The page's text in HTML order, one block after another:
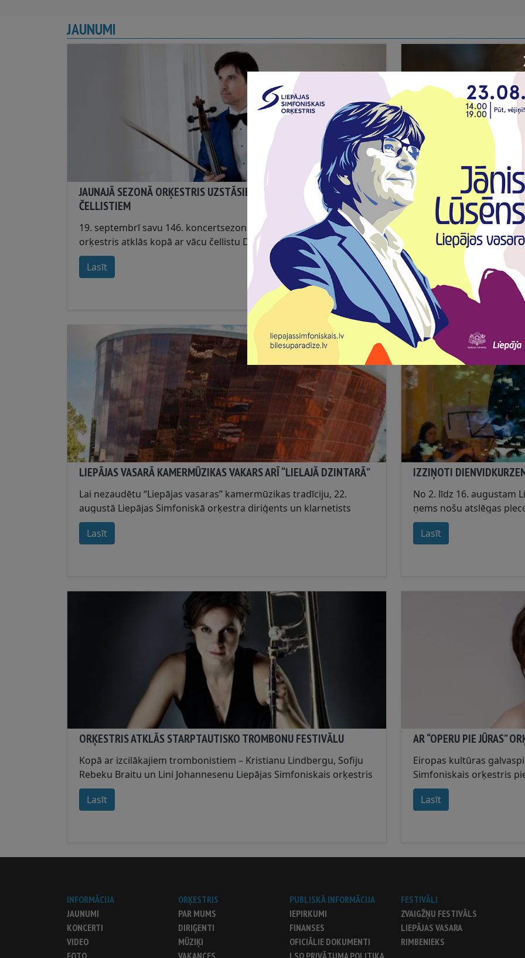
JAUNUMI
JAUNAJĀ SEZONĀ ORĶESTRIS UZSTĀSIES AR VADOŠAJIEM
ČELLISTIEM
19. septembrī savu 146. koncertsezonu Liepājas Simfoniskais
orķestris atklās kopā ar vācu čellistu Danielu Milleru-Šotu,
savukārt 7. novembrī muzicēs ar latviešu čellisti Margaritu
Balanas....
Lasīt
VASARAS KULMINĀCIJU
Vasaras kulminācijā
muzikālu notikumu
Jānis Lūsēns ievedīs
LIEPĀJAS VASARĀ KAMERMŪZIKAS VAKARS ARĪ “LIELAJĀ DZINTARĀ”
Lai nezaudētu “Liepājas vasaras” kamermūzikas tradīciju, 22.
augustā Liepājas Simfoniskā orķestra diriģents un klarnetists
Guntis Kuzma kopā ar vijolnieci Elīnu Bukšu un pianisti Agnesi
Egliņu atskaņos smalku trio programmu. ...
Lasīt
IZZIŅOTI
No 2. līdz 16. augustam
ņems nošu atslēgas
Dienvidkurzemes
vietas, kur satikties
Lasīt
ORĶESTRIS ATKLĀS STARPTAUTISKO TROMBONU FESTIVĀLU
Kopā ar izcilākajiem trombonistiem – Kristianu Lindbergu, Sofiju
Rebeku Braitu un Lini Johannesenu Liepājas Simfoniskais orķestris
29. jūlijā Rīgā atklās Starptautisko Trombonu festivālu....
Lasīt
AR “OPERU PIE JŪRAS”
Eiropas kultūras
Simfoniskais orķestris
notikumus festivālā
starptautiski atzītiem
Lasīt
INFORMĀCIJA
JAUNUMI
KONCERTI
VIDEO
ORĶESTRIS
PAR MUMS
DIRIĢENTI
MŪZIĶI
PUBLISKĀ INFORMĀCIJA
IEPIRKUMI
FINANSES
OFICIĀLIE DOKUMENTI
FESTIVĀLI
ZVAIGŽŅU FESTIVĀLS
LIEPĀJAS VASARA
RIMBENIEKS